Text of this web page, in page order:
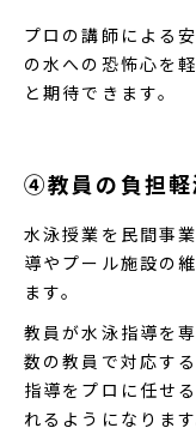
プロの講師による
の水への恐怖心を
と期待できます。
④教員の負担軽
水泳授業を民間事
導やプール施設の
ます。
教員が水泳指導を
数の教員で対応す
指導をプロに任せ
れるようになります